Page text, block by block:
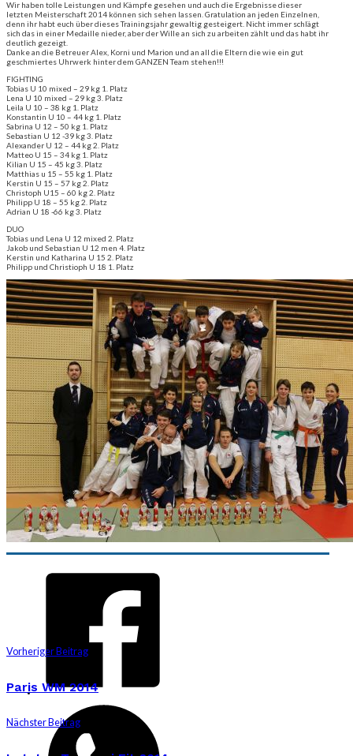
Wir haben tolle Leistungen und Kämpfe gesehen und auch die Ergebnisse dieser
letzten Meisterschaft 2014 können sich sehen lassen. Gratulation an jeden Einzelnen,
denn ihr habt euch über dieses Trainingsjahr gewaltig gesteigert. Nicht immer schlägt
sich das in einer Medaille nieder, aber der Wille an sich zu arbeiten zählt und das habt ihr
deutlich gezeigt.
Danke an die Betreuer Alex, Korni und Marion und an all die Eltern die wie ein gut
geschmiertes Uhrwerk hinter dem GANZEN Team stehen!!!
FIGHTING
Tobias U 10 mixed – 29 kg 1. Platz
Lena U 10 mixed – 29 kg 3. Platz
Leila U 10 – 38 kg 1. Platz
Konstantin U 10 – 44 kg 1. Platz
Sabrina U 12 – 50 kg 1. Platz
Sebastian U 12 -39 kg 3. Platz
Alexander U 12 – 44 kg 2. Platz
Matteo U 15 – 34 kg 1. Platz
Kilian U 15 – 45 kg 3. Platz
Matthias u 15 – 55 kg 1. Platz
Kerstin U 15 – 57 kg 2. Platz
Christoph U15 – 60 kg 2. Platz
Philipp U 18 – 55 kg 2. Platz
Adrian U 18 -66 kg 3. Platz
DUO
Tobias und Lena U 12 mixed 2. Platz
Jakob und Sebastian U 12 men 4. Platz
Kerstin und Katharina U 15 2. Platz
Philipp und Christioph U 18 1. Platz
Vorheriger Beitrag
Paris WM 2014
Nächster Beitrag